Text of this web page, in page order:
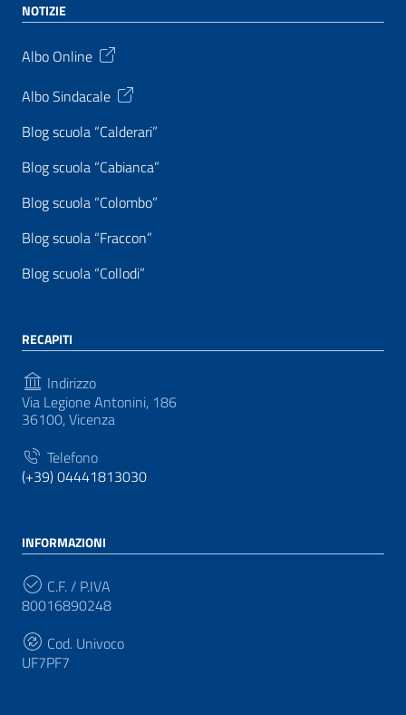
NOTIZIE
Albo Online
Albo Sindacale
Blog scuola “Calderari”
Blog scuola “Cabianca”
Blog scuola “Colombo”
Blog scuola “Fraccon”
Blog scuola “Collodi”
RECAPITI
Indirizzo
Via Legione Antonini, 186
36100, Vicenza
Telefono
(+39) 04441813030
INFORMAZIONI
C.F. / P.IVA
80016890248
Cod. Univoco
UF7PF7